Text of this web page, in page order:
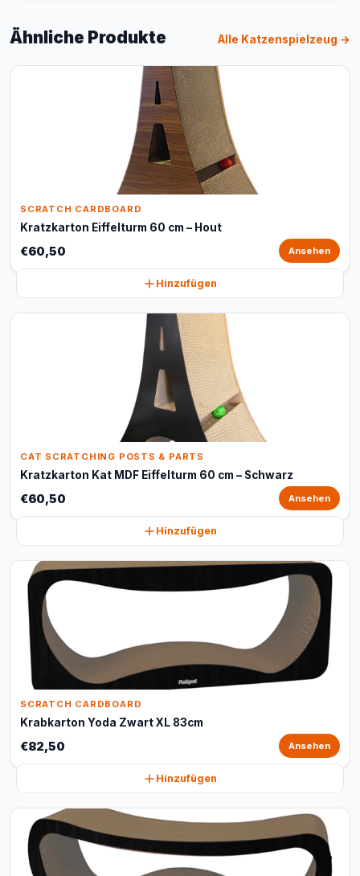
Ähnliche Produkte Alle Katzenspielzeug →
SCRATCH CARDBOARD
Kratzkarton Eiffelturm 60 cm – Hout
€60,50 Ansehen
Hinzufügen
CAT SCRATCHING POSTS & PARTS
Kratzkarton Kat MDF Eiffelturm 60 cm – Schwarz
€60,50 Ansehen
Hinzufügen
SCRATCH CARDBOARD
Krabkarton Yoda Zwart XL 83cm
€82,50 Ansehen
Hinzufügen